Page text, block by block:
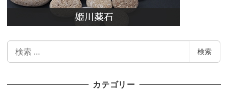
検
検索
カテゴリー